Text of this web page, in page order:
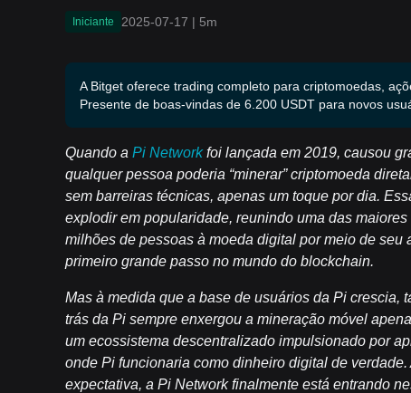
Iniciante 2025-07-17 | 5m
A Bitget oferece trading completo para criptomoedas,
Presente de boas-vindas de 6.200 USDT para novos
Quando a Pi Networkfoi lançada em 2019, causou
qualquer pessoa poderia “minerar” criptomoeda
sem barreiras técnicas, apenas um toque por dia.
explodir em popularidade, reunindo uma das
milhões de pessoas à moeda digital por meio de
primeiro grande passo no mundo do blockchain.
Mas à medida que a base de usuários da Pi crescia,
trás da Pi sempre enxergou a mineração móvel
um ecossistema descentralizado impulsionado por
onde Pi funcionaria como dinheiro digital de
expectativa, a Pi Network finalmente está entrando